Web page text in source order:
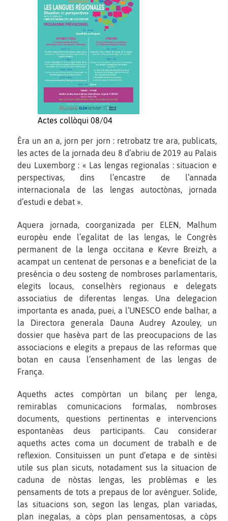
Actes collòqui 08/04
Èra un an a, jorn per jorn : retrobatz tre ara, publicats,
les actes de la jornada deu 8 d’abriu de 2019 au Palais
deu Luxemborg : « Las lengas regionalas : situacion e
perspectivas, dins l’encastre de l’annada
internacionala de las lengas autoctònas, jornada
d’estudi e debat ».
Aquera jornada, coorganizada per ELEN, Malhum
europèu ende l’egalitat de las lengas, le Congrès
permanent de la lenga occitana e Kevre Breizh, a
acampat un centenat de personas e a beneficiat de la
preséncia o deu sosteng de nombroses parlamentaris,
elegits locaus, conselhèrs regionaus e delegats
associatius de diferentas lengas. Una delegacion
importanta es anada, puei, a l’UNESCO ende balhar, a
la Directora generala Dauna Audrey Azouley, un
dossier que hasèva part de las preocupacions de las
associacions e elegits a prepaus de las reformas que
botan en causa l’ensenhament de las lengas de
França.
Aqueths actes compòrtan un bilanç per lenga,
remirablas comunicacions formalas, nombroses
documents, questions pertinentas e intervencions
espontanèas deus participants. Cau considerar
aqueths actes coma un document de trabalh e de
reflexion. Consituissen un punt d’etapa e de sintèsi
utile sus plan sicuts, notadament sus la situacion de
caduna de nòstas lengas, les problèmas e les
pensaments de tots a prepaus de lor avénguer. Solide,
las situacions son, segon las lengas, plan variadas,
plan inegalas, a còps plan pensamentosas, a còps